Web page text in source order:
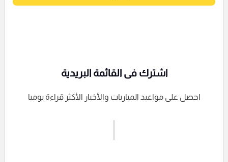
إرسال تعليق
اشترك فى القائمة البريدية
احصل على مواعيد المباريات والأخبار الأكثر قراءة يوميا